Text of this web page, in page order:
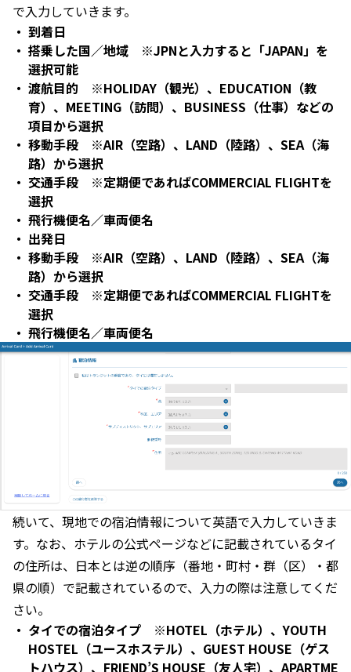
で入力していきます。
到着日
搭乗した国／地域 ※JPNと入力すると「JAPAN」を
選択可能
渡航目的 ※HOLIDAY（観光）、EDUCATION（教
育）、MEETING（訪問）、BUSINESS（仕事）などの
項目から選択
移動手段 ※AIR（空路）、LAND（陸路）、SEA（海
路）から選択
交通手段 ※定期便であればCOMMERCIAL FLIGHTを
選択
飛行機便名／車両便名
出発日
移動手段 ※AIR（空路）、LAND（陸路）、SEA（海
路）から選択
交通手段 ※定期便であればCOMMERCIAL FLIGHTを
選択
飛行機便名／車両便名
続いて、現地での宿泊情報について英語で入力していきま
す。なお、ホテルの公式ページなどに記載されているタイ
の住所は、日本とは逆の順序（番地・町村・群（区）・都
県の順）で記載されているので、入力の際は注意してくだ
さい。
タイでの宿泊タイプ ※HOTEL（ホテル）、YOUTH
HOSTEL（ユースホステル）、GUEST HOUSE（ゲス
トハウス）、FRIEND’S HOUSE（友人宅）、APARTME